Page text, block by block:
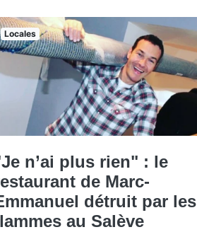
Locales
n’ai plus rien" : le
de Marc-
détruit par les
au Salève